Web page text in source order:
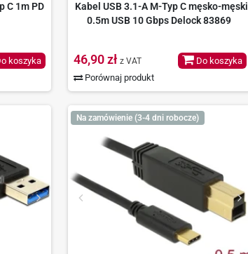
C 1m PD
koszyka
Kabel USB 3.1-A M-Typ C męsko-męski
0.5m USB 10 Gbps Delock 83869
46,90 zł z VAT
Porównaj produkt
Do koszyka
Na zamówienie (3-4 dni robocze)